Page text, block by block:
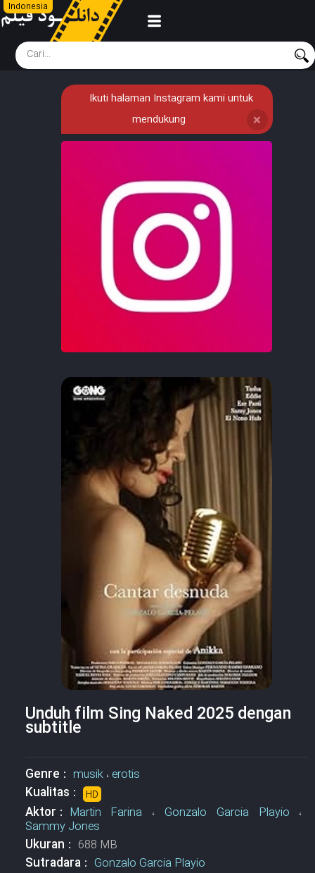
Indonesia
Ikuti halaman Instagram kami untuk
mendukung
❌
Unduh film Sing Naked 2025 dengan
subtitle
Genre : musik، erotis
Kualitas : HD
Aktor : Martin Farina ، Gonzalo Garcia Playio ،
Sammy Jones
Ukuran : 688 MB
Sutradara : Gonzalo Garcia Playio